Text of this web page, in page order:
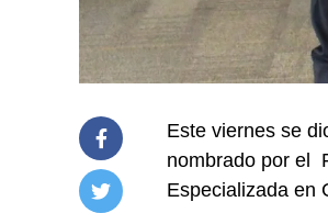
Este viernes se
nombrado por el
Especializada en